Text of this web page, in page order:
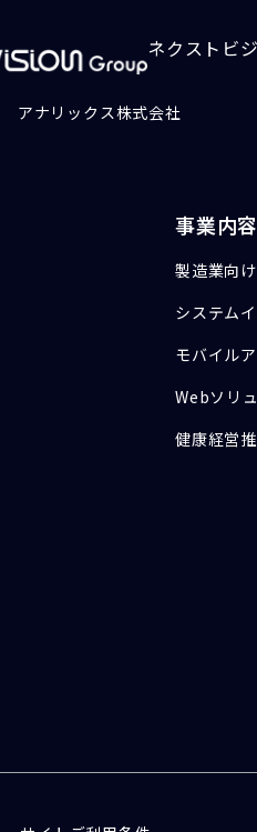
ネクストビ
アナリックス株式会社
事業内容
製造業向
システム
モバイル
Webソリ
健康経営